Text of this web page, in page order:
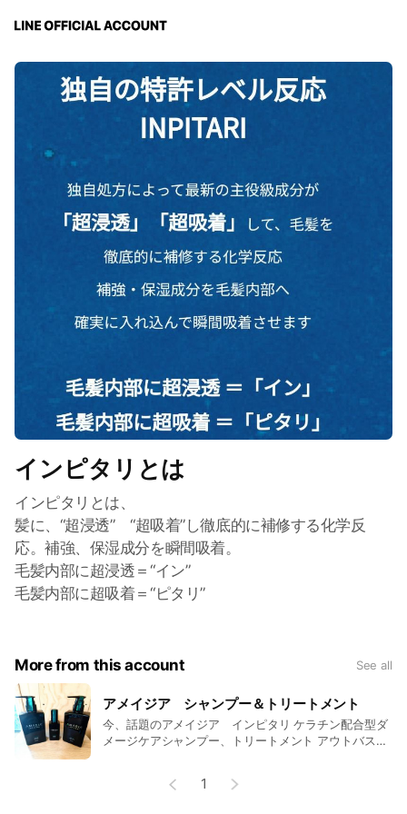
インピタリとは
インピタリとは、
髪に、“超浸透” “超吸着”し徹底的に補修する化学反
応。補強、保湿成分を瞬間吸着。
毛髪内部に超浸透＝“イン”
毛髪内部に超吸着＝“ピタリ”
More from this account See all
アメイジア シャンプー＆トリートメント
今、話題のアメイジア インピタリ ケラチン配合型ダ
メージケアシャンプー、トリートメント アウトバスに
1